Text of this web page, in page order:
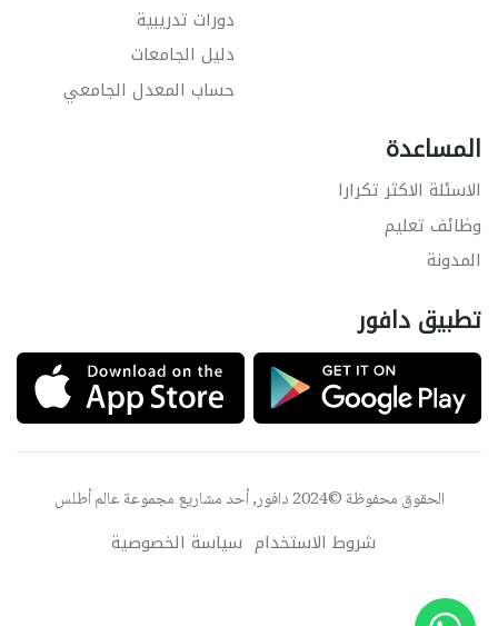
دورات تدريبية
دليل الجامعات
حساب المعدل الجامعي
المساعدة
الاسئلة الاكثر تكرارا
وظائف تعليم
المدونة
تطبيق دافور
الحقوق محفوظة ©2024 دافور, أحد مشاريع مجموعة عالم أطلس
شروط الاستخدام سياسة الخصوصية